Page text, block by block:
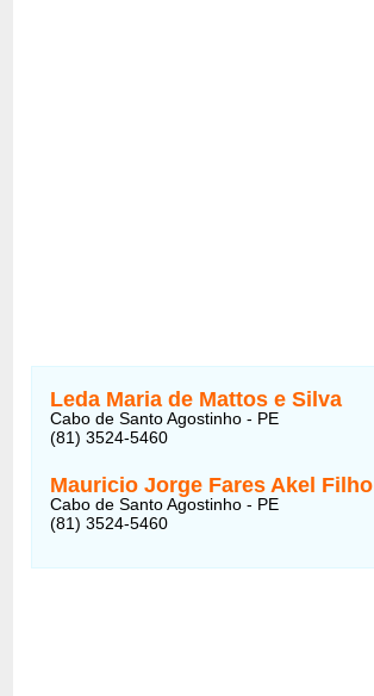
Leda Maria de Mattos e Silva
Cabo de Santo Agostinho - PE
(81) 3524-5460
Mauricio Jorge Fares Akel Filho
Cabo de Santo Agostinho - PE
(81) 3524-5460